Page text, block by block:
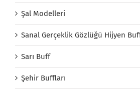
Şal Modelleri
Sanal Gerçeklik Gözlüğü Hijyen
Sarı Buff
Şehir Buffları